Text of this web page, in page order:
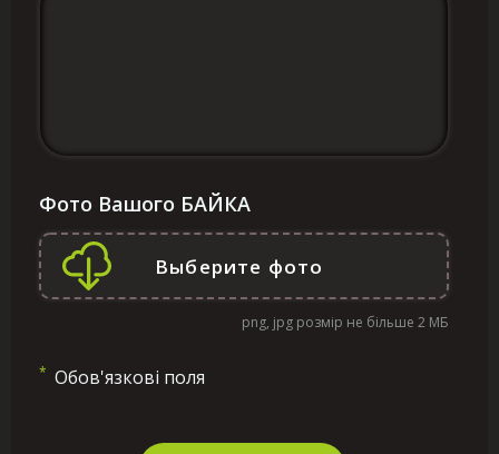
Фото Вашого БАЙКА
png, jpg розмір не більше 2 МБ
* Обов'язкові поля